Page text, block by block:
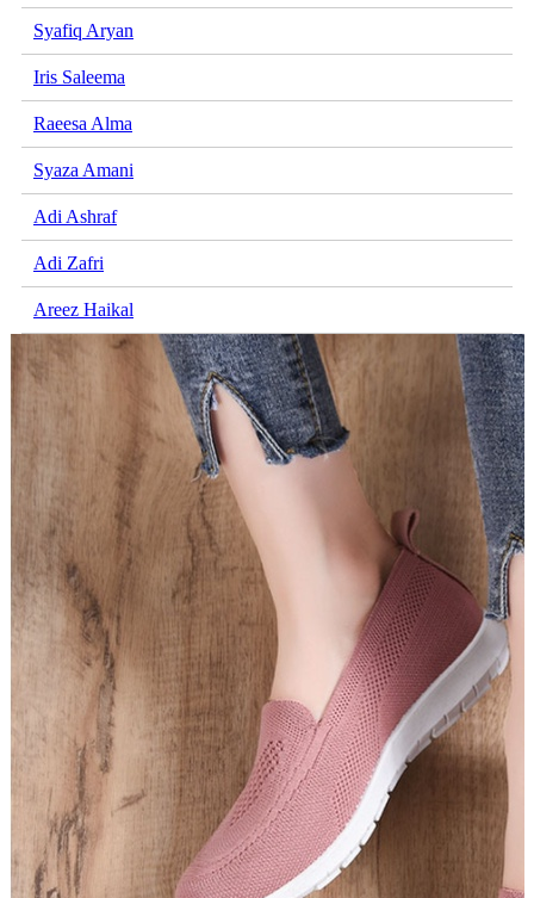
Syafiq Aryan
Iris Saleema
Raeesa Alma
Syaza Amani
Adi Ashraf
Adi Zafri
Areez Haikal